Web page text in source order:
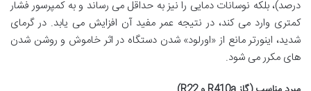
درصد)، بلکه نوسانات دمایی را نیز به حداقل می رساند و به کمپرسور فشار
کمتری وارد می کند، در نتیجه عمر مفید آن افزایش می یابد. در گرمای
شدید، اینورتر مانع از «اورلود» شدن دستگاه در اثر خاموش و روشن شدن
های مکرر می شود.